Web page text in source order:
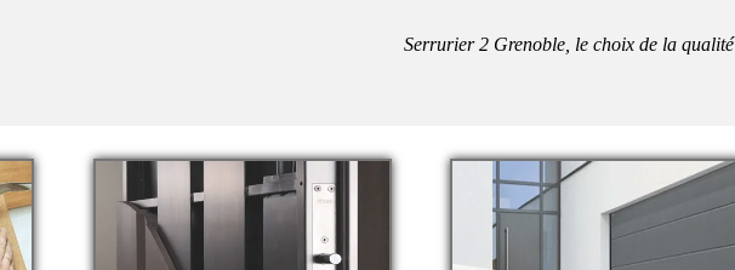
Serrurier 2 Grenoble, le choix de la qualité